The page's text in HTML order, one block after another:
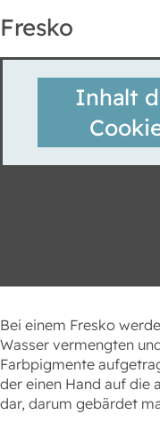
Fresko
Inhalt
Bei einem Fresko
Wasser vermengten
Farbpigmente
der einen Hand auf die
dar, darum gebärdet